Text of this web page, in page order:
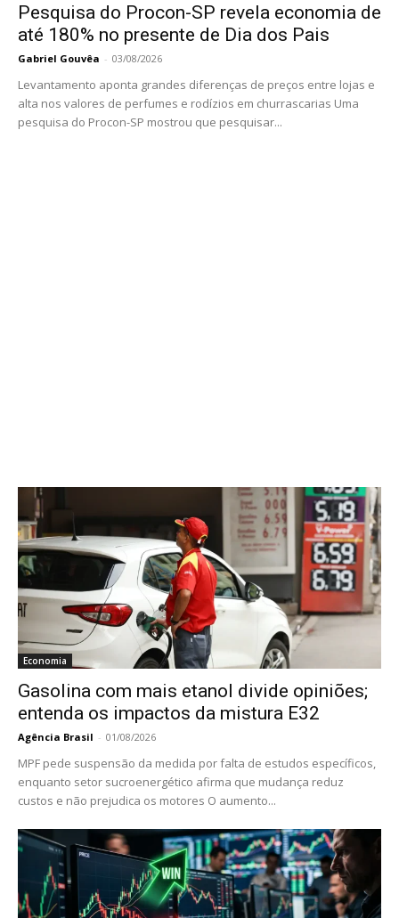
Pesquisa do Procon-SP revela economia de
até 180% no presente de Dia dos Pais
Gabriel Gouvêa - 03/08/2026
Levantamento aponta grandes diferenças de preços entre lojas e
alta nos valores de perfumes e rodízios em churrascarias Uma
pesquisa do Procon-SP mostrou que pesquisar...
Economia
Gasolina com mais etanol divide opiniões;
entenda os impactos da mistura E32
Agência Brasil - 01/08/2026
MPF pede suspensão da medida por falta de estudos específicos,
enquanto setor sucroenergético afirma que mudança reduz
custos e não prejudica os motores O aumento...